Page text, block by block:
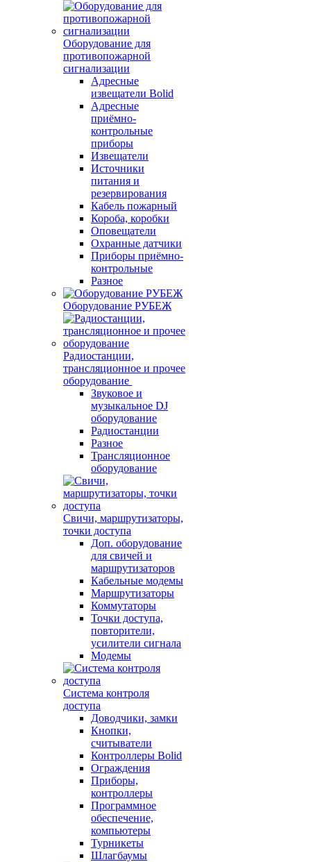
Оборудование для
противопожарной
сигнализации
Адресные
извещатели Bolid
Адресные
приёмно-
контрольные
приборы
Извещатели
Источники
питания и
резервирования
Кабель пожарный
Короба, коробки
Оповещатели
Охранные датчики
Приборы приёмно-
контрольные
Разное
Оборудование РУБЕЖ
Радиостанции,
трансляционное и прочее
оборудование
Звуковое и
музыкальное DJ
оборудование
Радиостанции
Разное
Трансляционное
оборудование
Свичи, маршрутизаторы,
точки доступа
Доп. оборудование
для свичей и
маршрутизаторов
Кабельные модемы
Маршрутизаторы
Коммутаторы
Точки доступа,
повторители,
усилители сигнала
Модемы
Система контроля
доступа
Доводчики, замки
Кнопки,
считыватели
Контроллеры Bolid
Ограждения
Приборы,
контроллеры
Программное
обеспечение,
компьютеры
Турникеты
Шлагбаумы